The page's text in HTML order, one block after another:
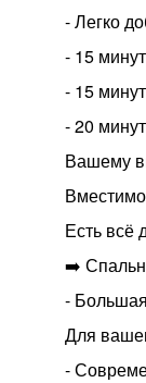
- Легко
- 15
- 15
- 20
Вашему
Есть всё
➡️
-
Для
-